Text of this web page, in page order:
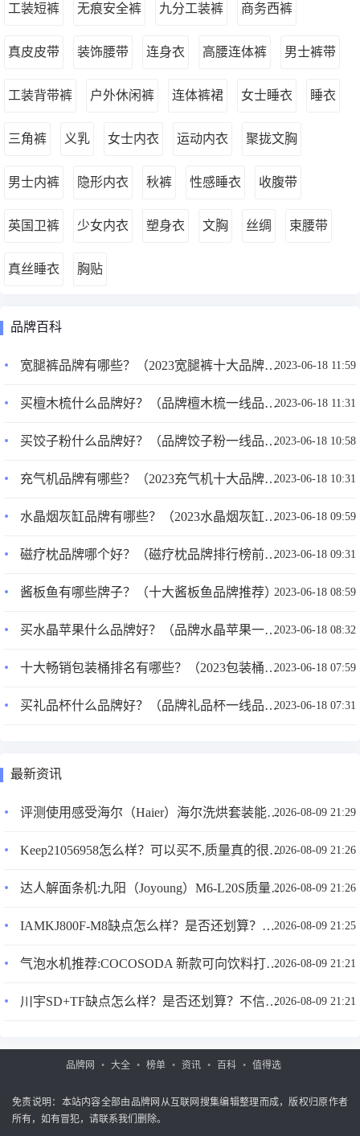
工装短裤 无痕安全裤 九分工装裤 商务西裤
真皮皮带 装饰腰带 连身衣 高腰连体裤 男士裤带
工装背带裤 户外休闲裤 连体裤裙 女士睡衣 睡衣
三角裤 义乳 女士内衣 运动内衣 聚拢文胸
男士内裤 隐形内衣 秋裤 性感睡衣 收腹带
英国卫裤 少女内衣 塑身衣 文胸 丝绸 束腰带
真丝睡衣 胸贴
品牌百科
宽腿裤品牌有哪些？（2023宽腿裤十大品牌推荐）2023-06-18 11:59
买檀木梳什么品牌好？（品牌檀木梳一线品牌排行）2023-06-18 11:31
买饺子粉什么品牌好？（品牌饺子粉一线品牌排行）2023-06-18 10:58
充气机品牌有哪些？（2023充气机十大品牌推荐）2023-06-18 10:31
水晶烟灰缸品牌有哪些？（2023水晶烟灰缸十大品牌推荐）2023-06-18 09:59
磁疗枕品牌哪个好？（磁疗枕品牌排行榜前十名）2023-06-18 09:31
酱板鱼有哪些牌子？（十大酱板鱼品牌推荐）2023-06-18 08:59
买水晶苹果什么品牌好？（品牌水晶苹果一线品牌排行）2023-06-18 08:32
十大畅销包装桶排名有哪些？（2023包装桶品牌十大名牌排名）2023-06-18 07:59
买礼品杯什么品牌好？（品牌礼品杯一线品牌排行）2023-06-18 07:31
最新资讯
评测使用感受海尔（Haier）海尔洗烘套装能入手吗？内行良心评测？2026-08-09 21:29
Keep21056958怎么样？可以买不,质量真的很优质！2026-08-09 21:26
达人解面条机:九阳（Joyoung）M6-L20S质量怎么样？
2026-08-09 21:26
IAMKJ800F-M8缺点怎么样？是否还划算？不信你看下吧！2026-08-09 21:25
气泡水机推荐:COCOSODA 新款可向饮料打气苏打水机家用商用气泡水机气泡机饮料奶茶店台式0热量0脂肪0卡路里 T12高级灰带压力表（配1气瓶、2个不锈钢水瓶））2026-08-09 21:21
川宇SD+TF缺点怎么样？是否还划算？不信你看下吧！2026-08-09 21:21
品牌网 大全 榜单 资讯 百科 值得选
免责说明：本站内容全部由品牌网从互联网搜集编辑整理而成，版权归原作者
所有，如有冒犯，请联系我们删除。